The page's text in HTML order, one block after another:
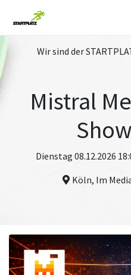
Wir sind der
Mistral
Dienstag 08.12.2026
Köln, Im